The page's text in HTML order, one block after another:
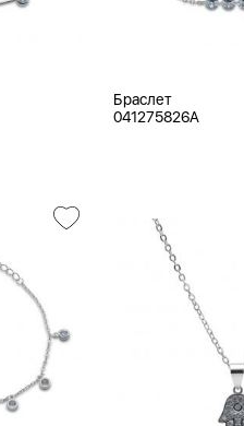
Браслет
041275826A